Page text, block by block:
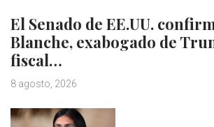
El Senado de EE.UU.
Blanche, exabogado de
fiscal…
8 agosto, 2026